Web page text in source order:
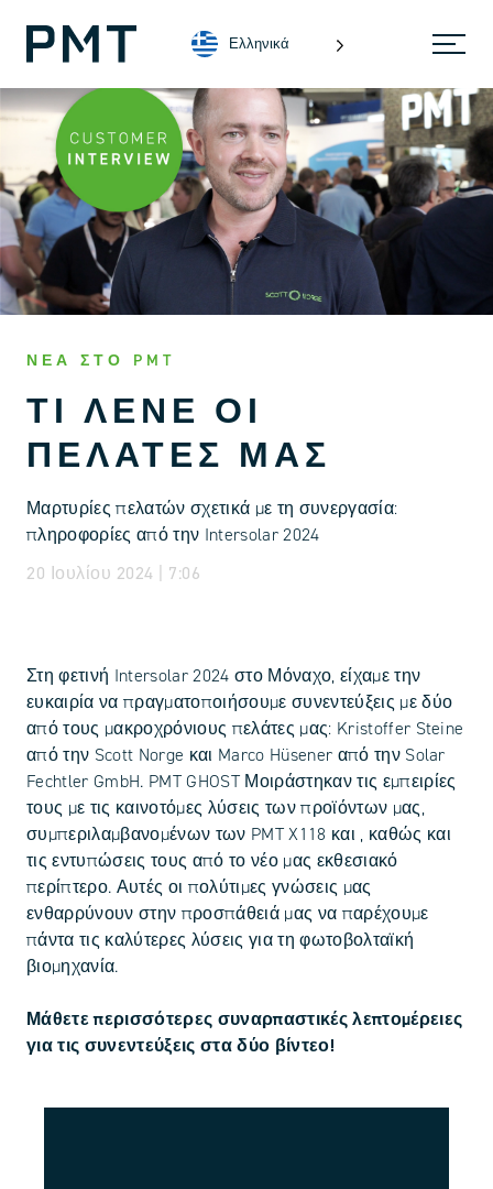
Ελληνικά
ΝΈΑ ΣΤΟ PMT
ΤΙ ΛΈΝΕ ΟΙ
ΠΕΛΆΤΕΣ ΜΑΣ
Μαρτυρίες πελατών σχετικά με τη συνεργασία:
πληροφορίες από την Intersolar 2024
20 Ιουλίου 2024 | 7:06
Στη φετινή Intersolar 2024 στο Μόναχο, είχαμε την
ευκαιρία να πραγματοποιήσουμε συνεντεύξεις με δύο
από τους μακροχρόνιους πελάτες μας: Kristoffer Steine
από την Scott Norge και Marco Hüsener από την Solar
Fechtler GmbH. PMT GHOST Μοιράστηκαν τις εμπειρίες
τους με τις καινοτόμες λύσεις των προϊόντων μας,
συμπεριλαμβανομένων των PMT X118 και , καθώς και
τις εντυπώσεις τους από το νέο μας εκθεσιακό
περίπτερο. Αυτές οι πολύτιμες γνώσεις μας
ενθαρρύνουν στην προσπάθειά μας να παρέχουμε
πάντα τις καλύτερες λύσεις για τη φωτοβολταϊκή
βιομηχανία.
Μάθετε περισσότερες συναρπαστικές λεπτομέρειες
για τις συνεντεύξεις στα δύο βίντεο!